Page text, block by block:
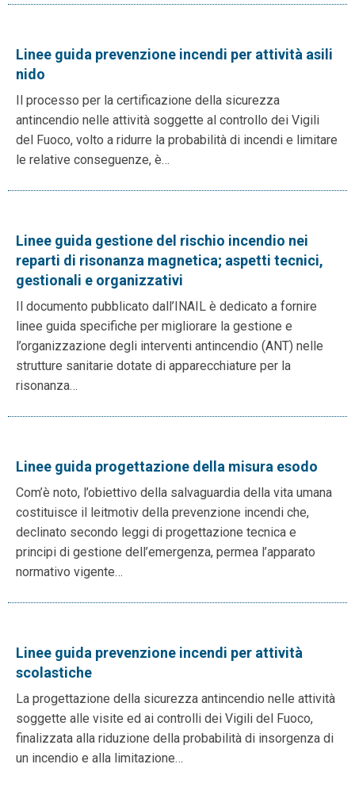
Linee guida prevenzione incendi per attività asili
nido
Il processo per la certificazione della sicurezza
antincendio nelle attività soggette al controllo dei Vigili
del Fuoco, volto a ridurre la probabilità di incendi e limitare
le relative conseguenze, è…
Linee guida gestione del rischio incendio nei
reparti di risonanza magnetica; aspetti tecnici,
gestionali e organizzativi
Il documento pubblicato dall’INAIL è dedicato a fornire
linee guida specifiche per migliorare la gestione e
l’organizzazione degli interventi antincendio (ANT) nelle
strutture sanitarie dotate di apparecchiature per la
risonanza…
Linee guida progettazione della misura esodo
Com’è noto, l’obiettivo della salvaguardia della vita umana
costituisce il leitmotiv della prevenzione incendi che,
declinato secondo leggi di progettazione tecnica e
principi di gestione dell’emergenza, permea l’apparato
normativo vigente…
Linee guida prevenzione incendi per attività
scolastiche
La progettazione della sicurezza antincendio nelle attività
soggette alle visite ed ai controlli dei Vigili del Fuoco,
finalizzata alla riduzione della probabilità di insorgenza di
un incendio e alla limitazione…